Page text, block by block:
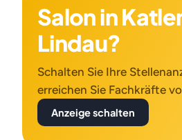
Salon in
Lindau?
Schalten Sie Ihre
erreichen Sie Fachkräfte
Anzeige schalten